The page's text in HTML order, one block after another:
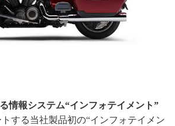
情報システム“インフォテイメント”
する当社製品初の“インフォテイメン